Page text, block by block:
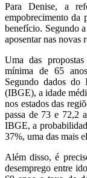
Para Denise, a
empobrecimento da
benefício. Segundo
aposentar nas novas
Uma das
mínima de 65
Segundo dados do
(IBGE), a idade
nos estados das
passa de 73 e 72,2
IBGE, a
37%, uma das mais
Além disso, é
desemprego entre